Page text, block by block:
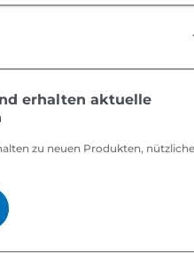
erhalten aktuelle
zu neuen Produkten,